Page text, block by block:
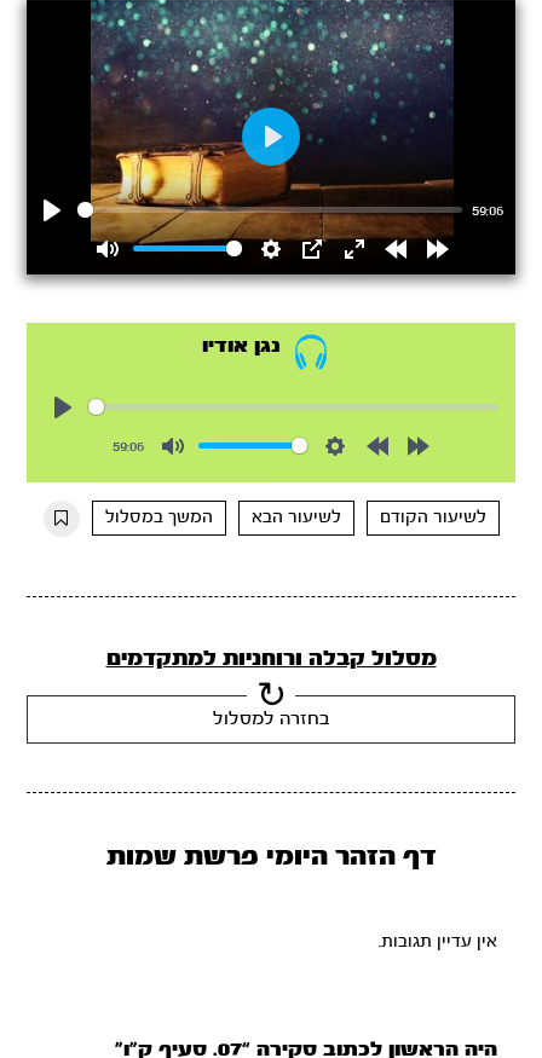
59:06
Mute Settings
PIP
EnterRewindForward
Play
נגן אודיו
59:06
10s
10s
לשיעור הקודם
לשיעור הבא המשך במסלול
מסלול קבלה ורוחניות למתקדמים
בחזרה למסלול
דף הזהר היומי פרשת שמות
אין עדיין תגובות.
היה הראשון לכתוב סקירה “07. סעיף ק”ו”